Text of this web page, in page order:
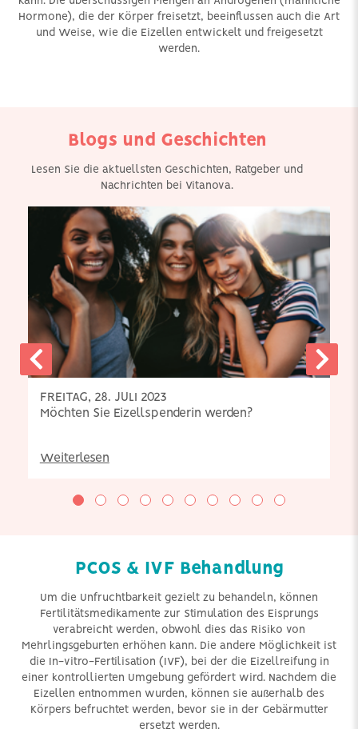
Hormone), die der Körper freisetzt, beeinflussen auch die Art
und Weise, wie die Eizellen entwickelt und freigesetzt
werden.
Blogs und Geschichten
Lesen Sie die aktuellsten Geschichten, Ratgeber und
Nachrichten bei Vitanova.
FREITAG, 28. JULI 2023
Möchten Sie Eizellspenderin werden?
Weiterlesen
PCOS & IVF Behandlung
Um die Unfruchtbarkeit gezielt zu behandeln, können
Fertilitätsmedikamente zur Stimulation des Eisprungs
verabreicht werden, obwohl dies das Risiko von
Mehrlingsgeburten erhöhen kann. Die andere Möglichkeit ist
die In-vitro-Fertilisation (IVF), bei der die Eizellreifung in
einer kontrollierten Umgebung gefördert wird. Nachdem die
Eizellen entnommen wurden, können sie außerhalb des
Körpers befruchtet werden, bevor sie in der Gebärmutter
ersetzt werden.